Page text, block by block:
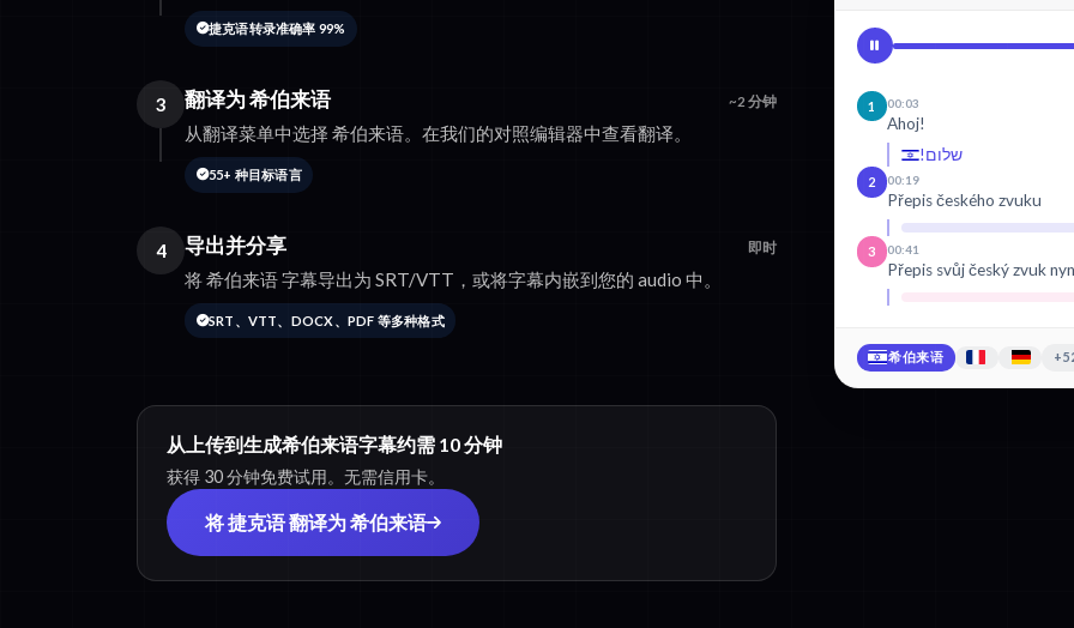
捷克语转录准确率 99%
3 翻译为 希伯来语 ~2 分钟
从翻译菜单中选择 希伯来语。在我们的对照编辑器中查看翻译。
55+ 种目标语言
4 导出并分享 即时
将 希伯来语 字幕导出为 SRT/VTT，或将字幕内嵌到您的 audio 中。
SRT、VTT、DOCX、PDF 等多种格式
从上传到生成希伯来语字幕约需 10 分钟
获得 30 分钟免费试用。无需信用卡。
将 捷克语 翻译为 希伯来语
1 00:03
Ahoj!
שלום!
2 00:19
Přepis českého zvuku
3 00:41
Přepis svůj český zvuk
希伯来语